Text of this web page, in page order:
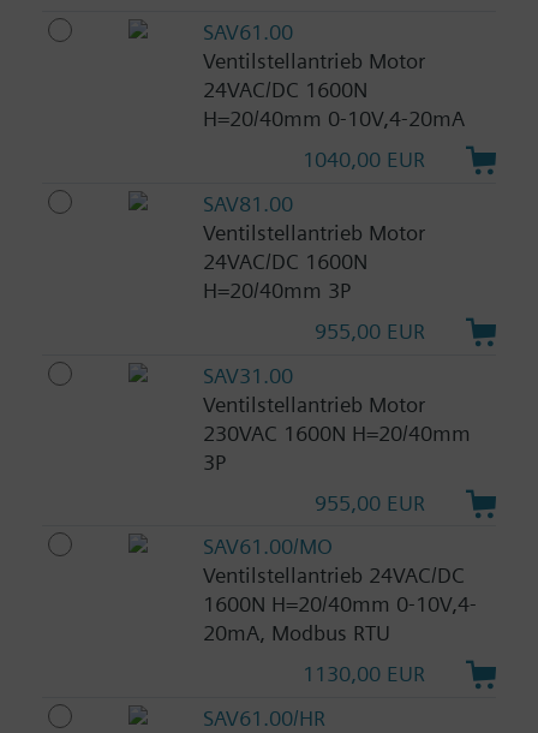
SAV61.00
Ventilstellantrieb Motor
24VAC/DC 1600N
H=20/40mm 0-10V,4-20mA
1040,00 EUR
SAV81.00
Ventilstellantrieb Motor
24VAC/DC 1600N
H=20/40mm 3P
955,00 EUR
SAV31.00
Ventilstellantrieb Motor
230VAC 1600N H=20/40mm
3P
955,00 EUR
SAV61.00/MO
Ventilstellantrieb 24VAC/DC
1600N H=20/40mm 0-10V,4-
20mA, Modbus RTU
1130,00 EUR
SAV61.00/HR